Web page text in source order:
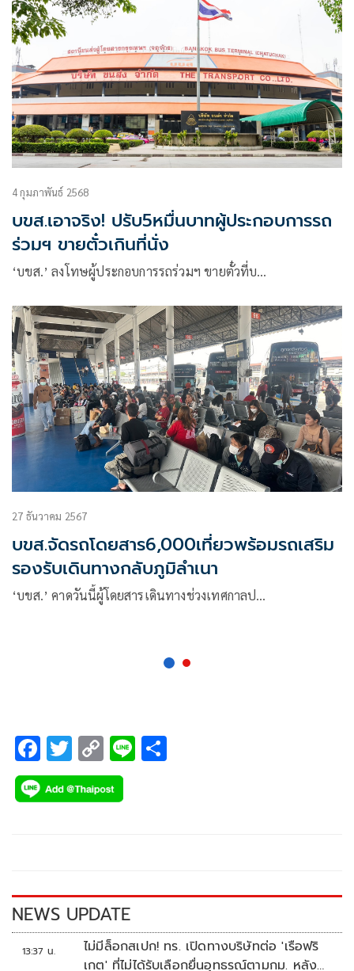
4 กุมภาพันธ์ 2568
บขส.เอาจริง! ปรับ5หมื่นบาทผู้ประกอบการรถ
ร่วมฯ ขายตั๋วเกินที่นั่ง
‘บขส.’ ลงโทษผู้ประกอบการรถร่วมฯ ขายตั๋วที่บ…
27 ธันวาคม 2567
บขส.จัดรถโดยสาร6,000เที่ยวพร้อมรถเสริม
รองรับเดินทางกลับภูมิลำเนา
‘บขส.’ คาดวันนี้ผู้โดยสารเดินทางช่วงเทศกาลป…
F
ac
e
k
T
wi
tt
C
o
p
k
Li
NEWS UPDATE
13:37 น.
ไม่มีล็อกสเปก! ทร. เปิดทางบริษัทต่อ 'เรือฟริ
เกต' ที่ไม่ได้รับเลือกยื่นอุทธรณ์ตามกม. หลัง